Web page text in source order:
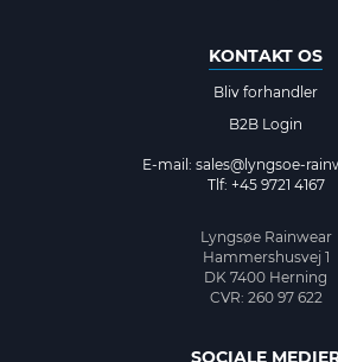
KONTAKT OS
Bliv forhandler
B2B Login
E-mail: sales@lyngsoe-
Tlf: +45 9721 4167
Lyngsøe Rainwear
Hammershusvej 1
DK 7400 Herning
CVR: 260 97 622
SOCIALE